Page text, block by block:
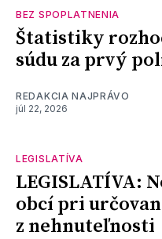
BEZ SPOPLATNENIA
Štatistiky
súdu za prvý
REDAKCIA NAJPRÁVO
júl 22, 2026
LEGISLATÍVA
LEGISLATÍVA:
obcí pri
z nehnuteľnosti